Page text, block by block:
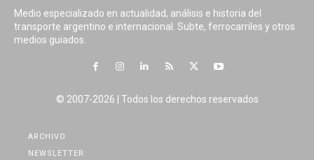
Medio especializado en actualidad, análisis e historia del
transporte argentino e internacional. Subte, ferrocarriles y otros
medios guiados.
© 2007-2026 | Todos los derechos reservados
ARCHIVO
NEWSLETTER